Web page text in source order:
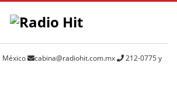
México cabina@radiohit.com.mx
212-0775 y